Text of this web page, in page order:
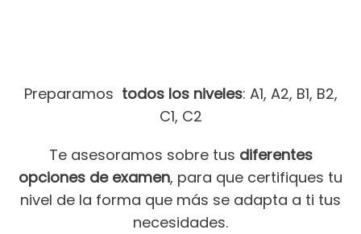
Preparamos todos los niveles: A1, A2, B1, B2,
C1, C2
Te asesoramos sobre tus diferentes
opciones de examen, para que certifiques tu
nivel de la forma que más se adapta a ti tus
necesidades.